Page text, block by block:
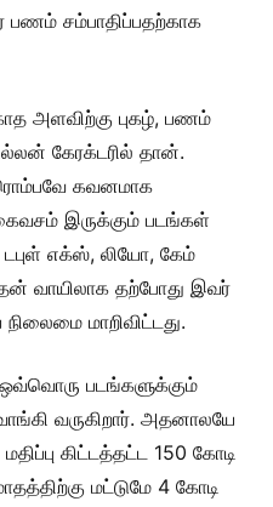
சம்பாதிப்பதற்காக
அளவிற்கு புகழ், பணம்
கேரக்டரில் தான்.
கவனமாக
இருக்கும் படங்கள்
எக்ஸ், லியோ, கேம்
வாயிலாக தற்போது இவர்
மாறிவிட்டது.
படங்களுக்கும்
வருகிறார். அதனாலயே
கிட்டத்தட்ட 150 கோடி
மட்டுமே 4 கோடி